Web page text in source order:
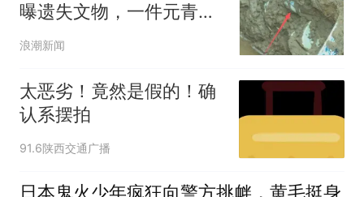
曝遗失文物，一件元青花
杯下落不明？山东省文旅
浪潮新闻
太恶劣！竟然是假的！确
认系摆拍
91.6陕西交通广播
日本鬼火少年疯狂向警方挑衅，黄毛挺身